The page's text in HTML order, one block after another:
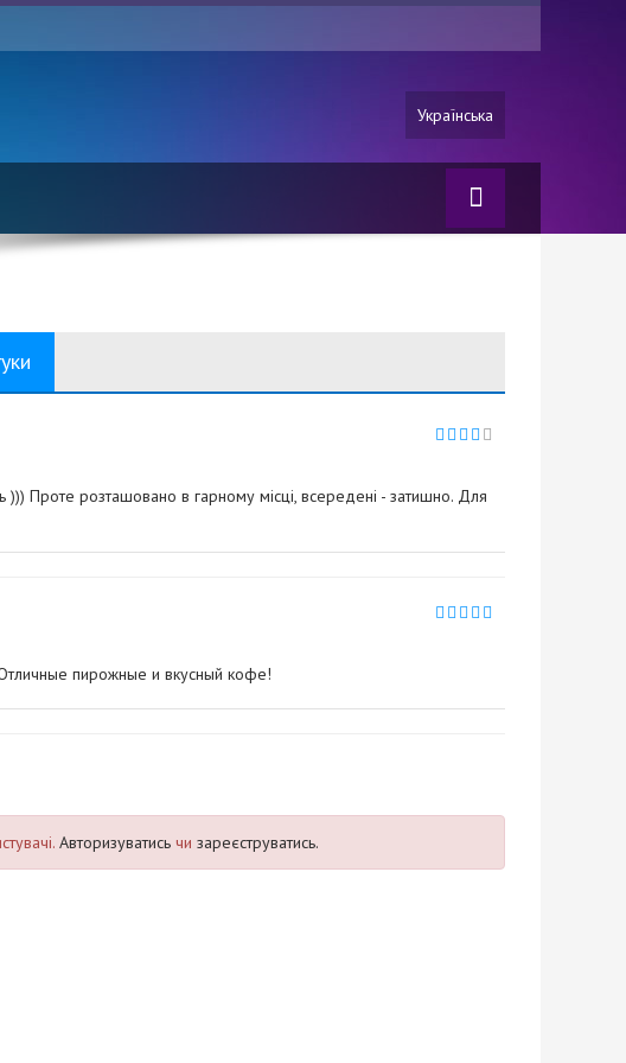
Українська
))) Проте розташовано в гарному місці, всередені - затишно. Для
пирожные и вкусный кофе!
Авторизуватисьчи зареєструватись.